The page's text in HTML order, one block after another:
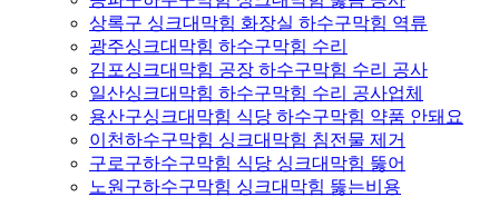
상록구 싱크대막힘 화장실 하수구막힘 역류
광주싱크대막힘 하수구막힘 수리
김포싱크대막힘 공장 하수구막힘 수리 공사
일산싱크대막힘 하수구막힘 수리 공사업체
용산구싱크대막힘 식당 하수구막힘 약품 안돼요
이천하수구막힘 싱크대막힘 침전물 제거
구로구하수구막힘 식당 싱크대막힘 뚫어
노원구하수구막힘 싱크대막힘 뚫는비용